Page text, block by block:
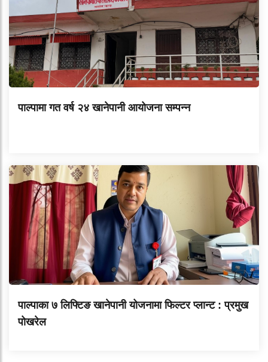
पाल्पामा गत वर्ष २४ खानेपानी आयोजना सम्पन्न
पाल्पाका ७ लिफ्टिङ खानेपानी योजनामा फिल्टर प्लान्ट : प्रमुख
पोखरेल